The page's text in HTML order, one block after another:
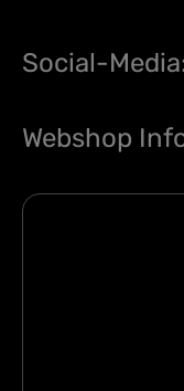
Social-
Webshop